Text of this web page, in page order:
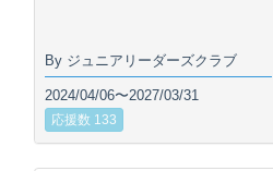
By ジュニアリーダーズクラブ
2024/04/06〜2027/03/31
応援数 133